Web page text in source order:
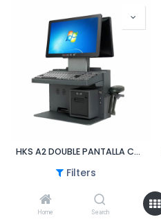
Filters
Home Search
HKS A2 DOUBLE PANTALLA CON TECLADO 8/256GB I5-6TH
$799.00